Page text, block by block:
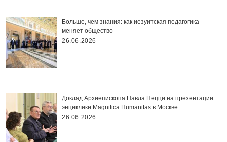
Больше, чем знания: как иезуитская педагогика
меняет общество
26.06.2026
Доклад Архиепископа Павла Пецци на презентации
энциклики Magnifica Нumanitas в Москве
26.06.2026